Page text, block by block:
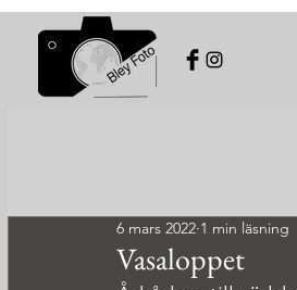
Vasaloppet
6 mars 2022 1 min läsning